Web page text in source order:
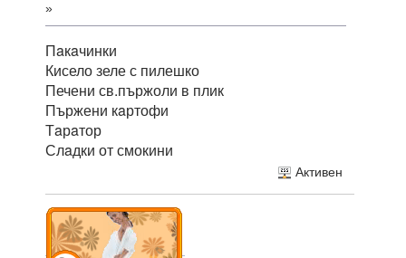
»
Пaкaчинки
Кисело зеле с пилешко
Печени св.пържоли в плик
Пържени кaртофи
Тaрaтор
Слaдки от смокини
Активен